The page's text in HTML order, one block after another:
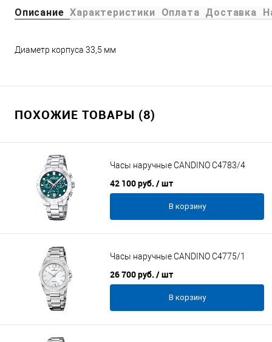
Описание Характеристики Оплата Доставка
Диаметр корпуса 33,5 мм
ПОХОЖИЕ ТОВАРЫ (8)
Часы наручные CANDINO C4783/4
42 100 руб. / шт
В корзину
Часы наручные CANDINO C4775/1
26 700 руб. / шт
В корзину